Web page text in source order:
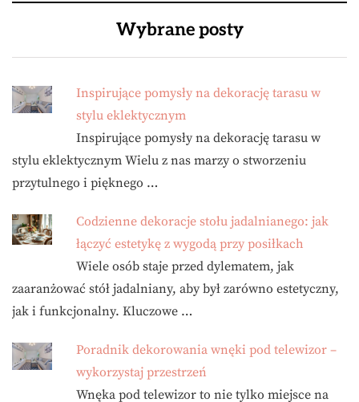
Wybrane posty
Inspirujące pomysły na dekorację tarasu w
stylu eklektycznym
Inspirujące pomysły na dekorację tarasu w
stylu eklektycznym Wielu z nas marzy o stworzeniu
przytulnego i pięknego …
Codzienne dekoracje stołu jadalnianego: jak
łączyć estetykę z wygodą przy posiłkach
Wiele osób staje przed dylematem, jak
zaaranżować stół jadalniany, aby był zarówno estetyczny,
jak i funkcjonalny. Kluczowe …
Poradnik dekorowania wnęki pod telewizor –
wykorzystaj przestrzeń
Wnęka pod telewizor to nie tylko miejsce na